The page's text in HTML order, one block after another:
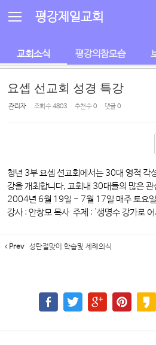
평강제일교회
교회소식 평강의참모습
요셉 선교회 성경 특강
관리자 조회 수4803 추천 수0 댓글0
청년 3부 요셉 선교회에서는 30대 영적 각
강을 개최합니다. 교회내 30대들의 많은
2004년 6월 19일 - 7월 17일 매주 토요일
강사 : 안창모 목사 주제 : '생명수 강가로
Prev 성탄절맞이 학습및 세례의식